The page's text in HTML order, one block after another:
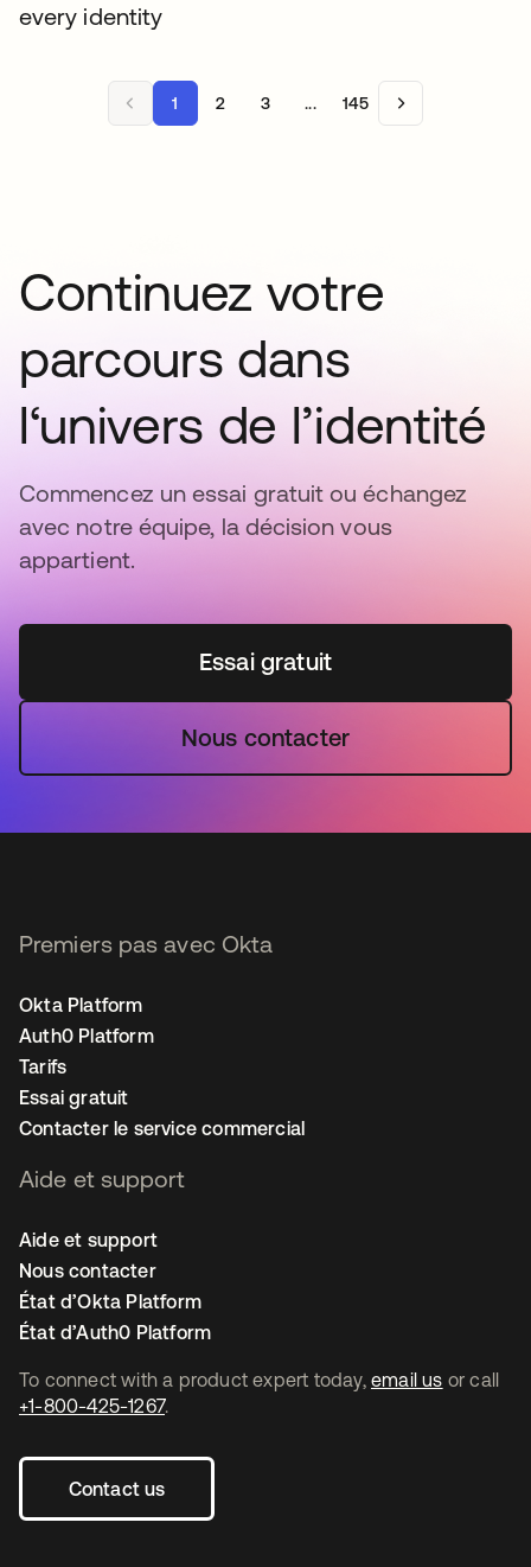
every identity
1 2 3 ... 145
Continuez votre
parcours dans
l‘univers de l’identité
Commencez un essai gratuit ou échangez
avec notre équipe, la décision vous
appartient.
Essai gratuit
Nous contacter
To connect with a product expert today, email us or call
+1-800-425-1267.
Contact us
Premiers pas avec Okta
Okta Platform
Auth0 Platform
Tarifs
Essai gratuit
Contacter le service commercial
Aide et support
Aide et support
Nous contacter
État d’Okta Platform
État d’Auth0 Platform